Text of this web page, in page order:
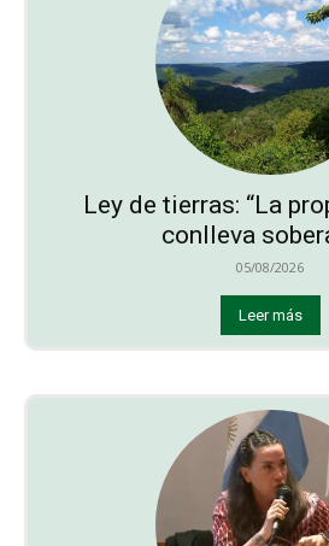
Ley de tierras: “La
conlleva
05/08/2026
Leer más